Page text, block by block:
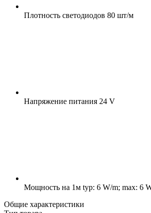
Плотность светодиодов 80 шт/м
Напряжение питания 24 V
Мощность на 1м typ: 6 W/m; max: 6
Общие характеристики